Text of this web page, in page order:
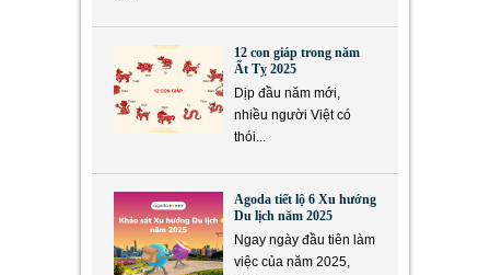
12 con giáp trong năm
Ất Tỵ 2025
Dịp đầu năm mới,
nhiều người Việt có
thói...
Agoda tiết lộ 6 Xu hướng
Du lịch năm 2025
Ngay ngày đầu tiên làm
việc của năm 2025,